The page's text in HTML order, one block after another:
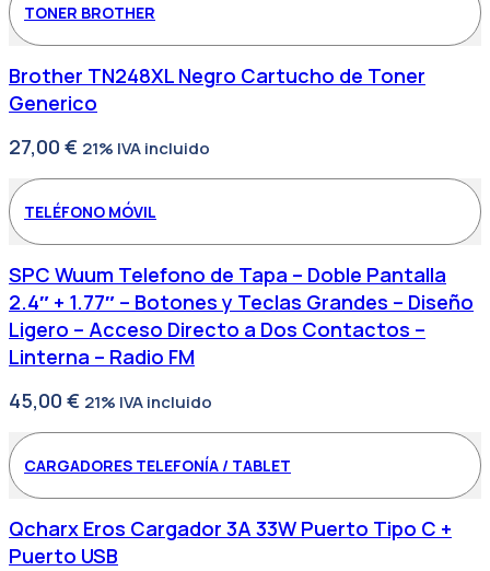
TONER BROTHER
Brother TN248XL Negro Cartucho de Toner
Generico
27,00 € 21% IVA incluido
TELÉFONO MÓVIL
SPC Wuum Telefono de Tapa – Doble Pantalla
2.4″ + 1.77″ – Botones y Teclas Grandes – Diseño
Ligero – Acceso Directo a Dos Contactos –
Linterna – Radio FM
45,00 € 21% IVA incluido
CARGADORES TELEFONÍA / TABLET
Qcharx Eros Cargador 3A 33W Puerto Tipo C +
Puerto USB